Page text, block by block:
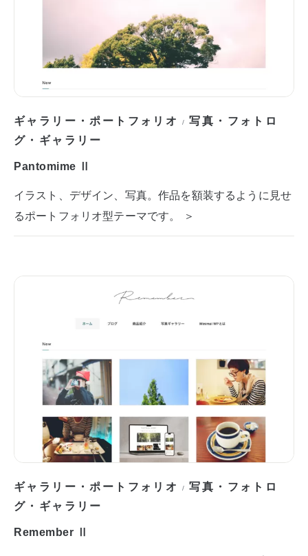
ギャラリー・ポートフォリオ /写真・フォトロ
グ・ギャラリー
Pantomime Ⅱ
イラスト、デザイン、写真。作品を額装するように見せ
るポートフォリオ型テーマです。 ＞
ギャラリー・ポートフォリオ /写真・フォトロ
グ・ギャラリー
Remember Ⅱ